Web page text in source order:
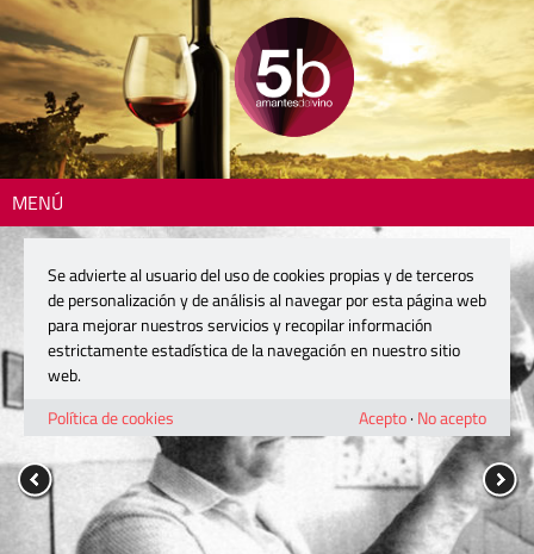
MENÚ
Se advierte al usuario del uso de cookies propias y de terceros
de personalización y de análisis al navegar por esta página web
para mejorar nuestros servicios y recopilar información
estrictamente estadística de la navegación en nuestro sitio
web.
Política de cookies
Acepto· No acepto